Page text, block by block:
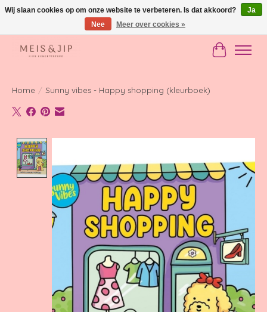
Gratis verzending in NL vanaf €150
Home / Sunny vibes - Happy shopping (kleurboek)
Wij slaan cookies op om onze website te verbeteren. Is dat akkoord?
Ja
Nee
Meer over cookies »